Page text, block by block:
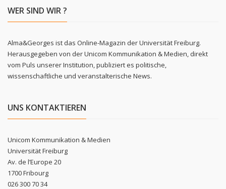
WER SIND WIR ?
Alma&Georges ist das Online-Magazin der Universität Freiburg.
Herausgegeben von der Unicom Kommunikation & Medien, direkt
vom Puls unserer Institution, publiziert es politische,
wissenschaftliche und veranstalterische News.
UNS KONTAKTIEREN
Unicom Kommunikation & Medien
Universität Freiburg
Av. de l’Europe 20
1700 Fribourg
026 300 70 34